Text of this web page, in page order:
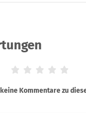
Kommentare zu